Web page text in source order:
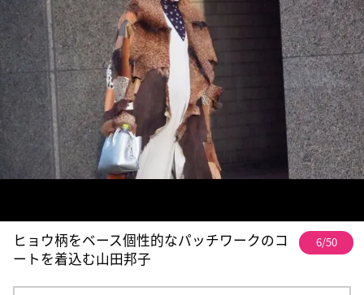
ヒョウ柄をベース個性的なパッチワークのコ
ートを着込む山田邦子
6/50